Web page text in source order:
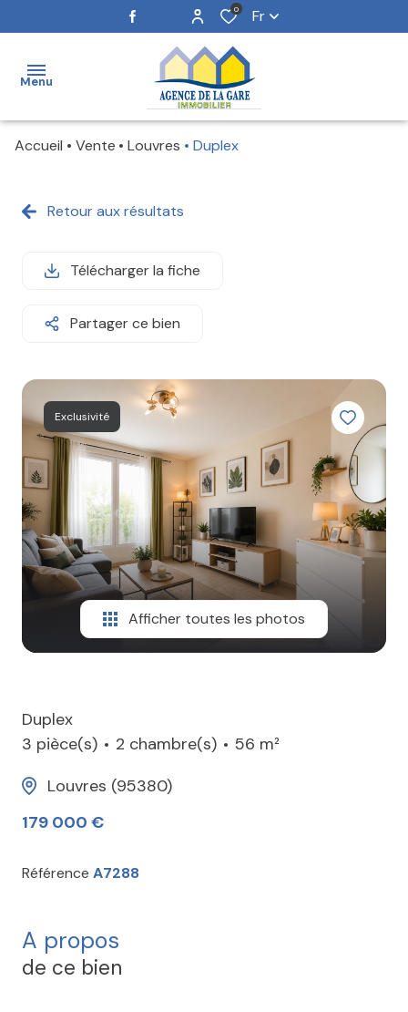
0 Fr
Menu
NOS
ESTIMATION
ÉQUIPE
ALERTE
E-MAIL
CONTACT
Accueil Vente Louvres Duplex
Retour aux résultats
Télécharger la fiche
Partager ce bien
Exclusivité
Afficher toutes les photos
Duplex
3 pièce(s)
2 chambre(s)
56 m²
Louvres (95380)
179 000 €
Référence A7288
A propos
de ce bien